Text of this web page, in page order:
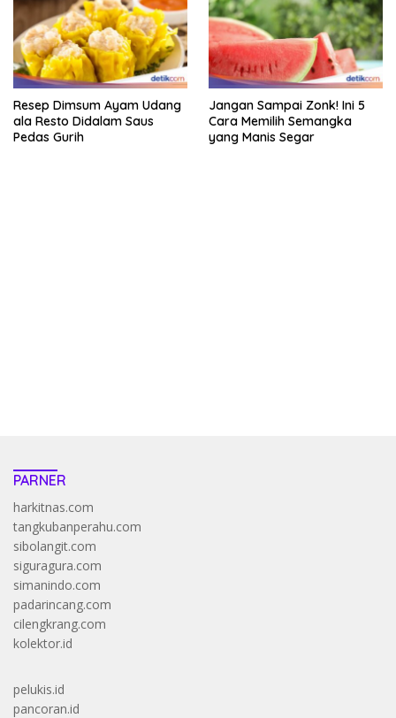
Resep Dimsum Ayam Udang
ala Resto Didalam Saus
Pedas Gurih
Jangan Sampai Zonk! Ini 5
Cara Memilih Semangka
yang Manis Segar
PARNER
harkitnas.com
tangkubanperahu.com
sibolangit.com
siguragura.com
simanindo.com
padarincang.com
cilengkrang.com
kolektor.id
pelukis.id
pancoran.id